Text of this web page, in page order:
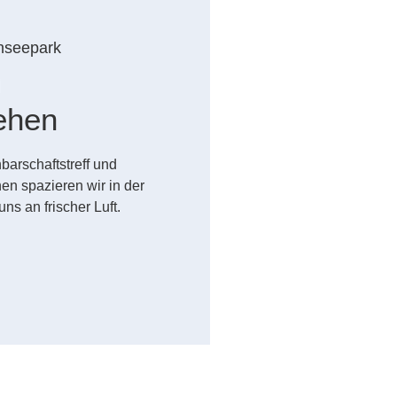
und
spazieren wir in der
an frischer Luft.